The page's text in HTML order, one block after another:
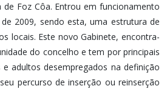
de Foz Côa. Entrou em funcionamento
2009, sendo esta, uma estrutura de
locais. Este novo Gabinete, encontra-
do concelho e tem por principais
adultos desempregados na definição
percurso de inserção ou reinserção